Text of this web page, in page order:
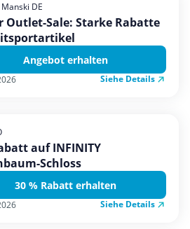
DE
Outlet-Sale: Starke Rabatte
Angebot erhalten
Siehe Details
auf INFINITY
Schloss
30 % Rabatt erhalten
Siehe Details